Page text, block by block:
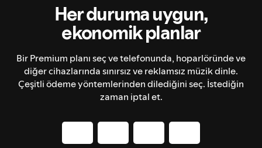
Her duruma uygun,
ekonomik planlar
Bir Premium planı seç ve telefonunda, hoparlöründe ve
diğer cihazlarında sınırsız ve reklamsız müzik dinle.
Çeşitli ödeme yöntemlerinden dilediğini seç. İstediğin
zaman iptal et.